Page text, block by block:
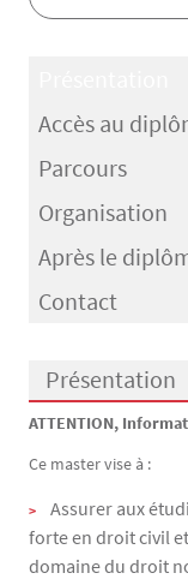
Accès au
Parcours
Organisation
Après le
Contact
Présentation
Présentation
ATTENTION,
Ce master vise à :
Assurer aux
forte en droit civil
domaine du droit